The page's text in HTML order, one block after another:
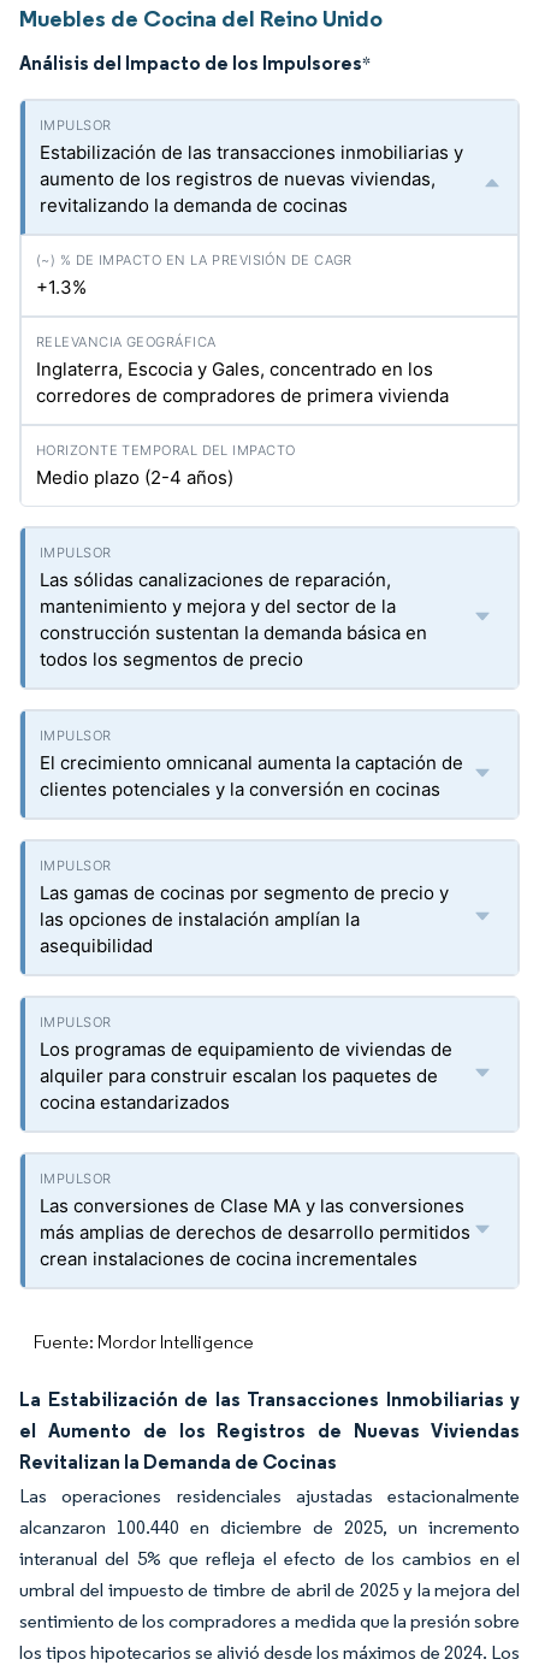
Muebles de Cocina del Reino Unido
Análisis del Impacto de los Impulsores*
Estabilización de las transacciones inmobiliarias y
aumento de los registros de nuevas viviendas,
revitalizando la demanda de cocinas
+1.3%
Inglaterra, Escocia y Gales, concentrado en los
corredores de compradores de primera vivienda
Medio plazo (2-4 años)
Las sólidas canalizaciones de reparación,
mantenimiento y mejora y del sector de la
construcción sustentan la demanda básica en
todos los segmentos de precio
El crecimiento omnicanal aumenta la captación de
clientes potenciales y la conversión en cocinas
Las gamas de cocinas por segmento de precio y
las opciones de instalación amplían la
asequibilidad
Los programas de equipamiento de viviendas de
alquiler para construir escalan los paquetes de
cocina estandarizados
Las conversiones de Clase MA y las conversiones
más amplias de derechos de desarrollo permitidos
crean instalaciones de cocina incrementales
Fuente: Mordor Intelligence
La Estabilización de las Transacciones Inmobiliarias y
el Aumento de los Registros de Nuevas Viviendas
Revitalizan la Demanda de Cocinas
Las operaciones residenciales ajustadas estacionalmente
alcanzaron 100.440 en diciembre de 2025, un incremento
interanual del 5% que refleja el efecto de los cambios en el
umbral del impuesto de timbre de abril de 2025 y la mejora del
sentimiento de los compradores a medida que la presión sobre
los tipos hipotecarios se alivió desde los máximos de 2024. Los